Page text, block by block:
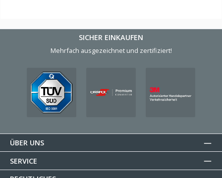
SICHER EINKAUFEN
Mehrfach ausgezeichnet und zertifiziert!
ÜBER UNS
SERVICE